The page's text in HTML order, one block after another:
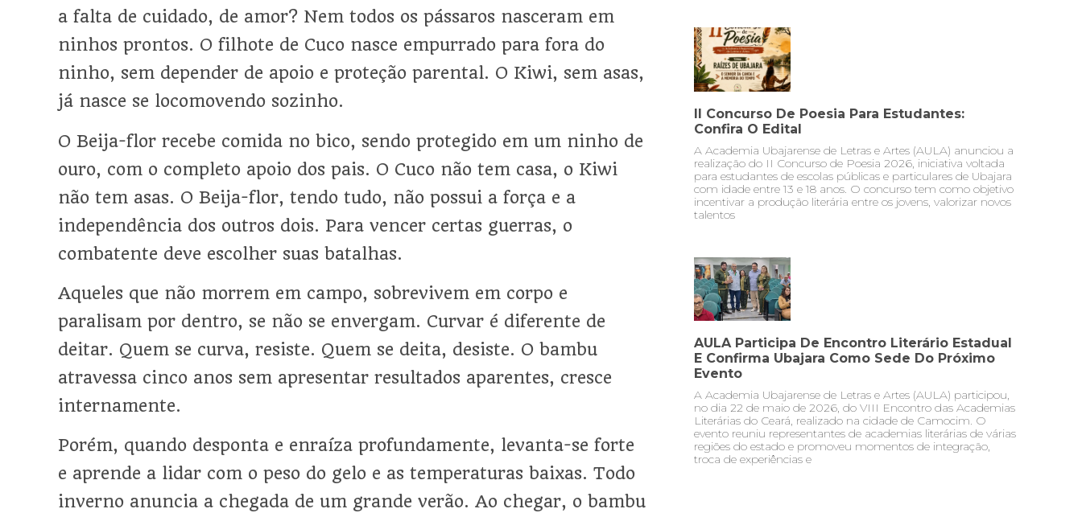
a falta de cuidado, de amor? Nem todos os pássaros nasceram em
ninhos prontos. O filhote de Cuco nasce empurrado para fora do
ninho, sem depender de apoio e proteção parental. O Kiwi, sem asas,
já nasce se locomovendo sozinho.
O Beija-flor recebe comida no bico, sendo protegido em um ninho de
ouro, com o completo apoio dos pais. O Cuco não tem casa, o Kiwi
não tem asas. O Beija-flor, tendo tudo, não possui a força e a
independência dos outros dois. Para vencer certas guerras, o
combatente deve escolher suas batalhas.
Aqueles que não morrem em campo, sobrevivem em corpo e
paralisam por dentro, se não se envergam. Curvar é diferente de
deitar. Quem se curva, resiste. Quem se deita, desiste. O bambu
atravessa cinco anos sem apresentar resultados aparentes, cresce
internamente.
Porém, quando desponta e enraíza profundamente, levanta-se forte
e aprende a lidar com o peso do gelo e as temperaturas baixas. Todo
inverno anuncia a chegada de um grande verão. Ao chegar, o bambu
II Concurso De Poesia Para Estudantes:
Confira O Edital
A Academia Ubajarense de Letras e Artes (AULA) anunciou a
realização do II Concurso de Poesia 2026, iniciativa voltada
para estudantes de escolas públicas e particulares de Ubajara
com idade entre 13 e 18 anos. O concurso tem como objetivo
incentivar a produção literária entre os jovens, valorizar novos
talentos
AULA Participa De Encontro Literário Estadual
E Confirma Ubajara Como Sede Do Próximo
Evento
A Academia Ubajarense de Letras e Artes (AULA) participou,
no dia 22 de maio de 2026, do VIII Encontro das Academias
Literárias do Ceará, realizado na cidade de Camocim. O
evento reuniu representantes de academias literárias de várias
regiões do estado e promoveu momentos de integração,
troca de experiências e